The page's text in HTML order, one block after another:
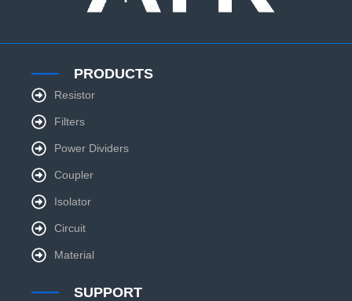
PRODUCTS
Resistor
Filters
Power Dividers
Coupler
Isolator
Circuit
Material
SUPPORT